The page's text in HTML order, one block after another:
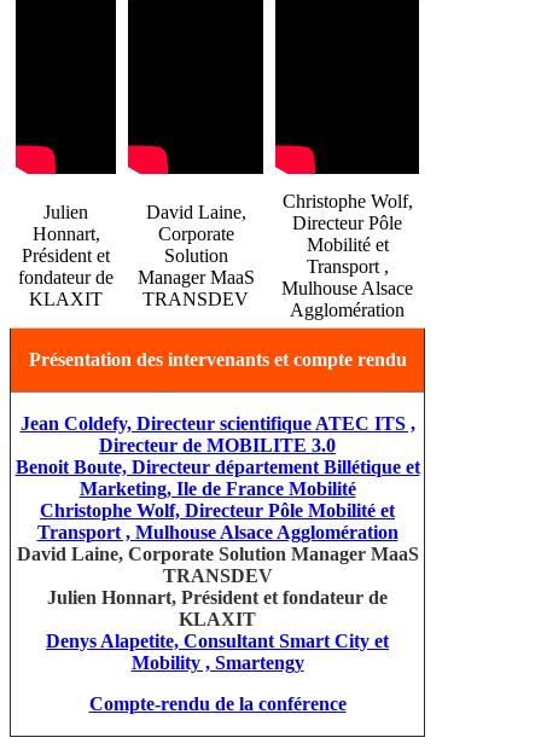
Julien
Honnart,
Président et
fondateur de
KLAXIT
David Laine,
Corporate
Solution
Manager MaaS
TRANSDEV
Christophe Wolf,
Directeur Pôle
Mobilité et
Transport ,
Mulhouse Alsace
Agglomération
Présentation des intervenants et compte rendu
Jean Coldefy, Directeur scientifique ATEC ITS ,
Directeur de MOBILITE 3.0
Benoit Boute, Directeur département Billétique et
Marketing, Ile de France Mobilité
Christophe Wolf, Directeur Pôle Mobilité et
Transport , Mulhouse Alsace Agglomération
David Laine, Corporate Solution Manager MaaS
TRANSDEV
Julien Honnart, Président et fondateur de
KLAXIT
Denys Alapetite, Consultant Smart City et
Mobility , Smartengy
Compte-rendu de la conférence